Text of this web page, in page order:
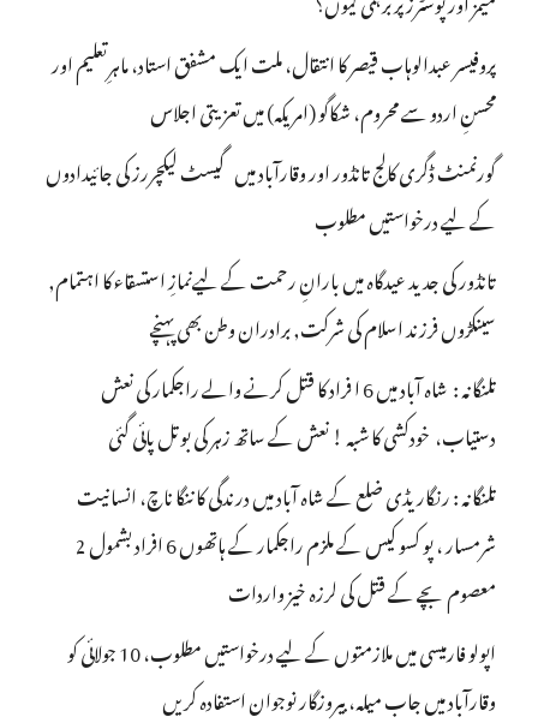
پروفیسر عبدالوہاب قیصر کا انتقال، ملت ایک مشفق استاد، ماہرِتعلیم اور
محسنِ اردو سے محروم، شکاگو (امریکہ) میں تعزیتی اجلاس
گورنمنٹ ڈگری کالج تانڈور اور وقارآباد میں گیسٹ لیکچررز کی جائیدادوں
کے لیے درخواستیں مطلوب
تانڈور کی جدید عیدگاہ میں بارانِ رحمت کے لیےنمازِ استسقاء کا اہتمام,
سینکڑوں فرزند اسلام کی شرکت, برادران وطن بھی پہنچے
تلنگانہ : شاہ آباد میں 6 ا فراد کا قتل کرنے والے راجکمار کی نعش
دستیاب، خودکشی کا شبہ ! نعش کے ساتھ زہر کی بوتل پائی گئی
تلنگانہ : رنگاریڈی ضلع کے شاہ آباد میں درندگی کا ننگا ناچ، انسانیت
شرمسار ، پو کسو کیس کے ملزم راجکمار کے ہاتھوں 6 افراد بشمول 2
معصوم بچے کے قتل کی لرزہ خیز واردات
اپولو فارمیسی میں ملازمتوں کے لیے درخواستیں مطلوب، 10 جولائی کو
وقارآباد میں جاب میلہ، بیروزگار نوجوان استفادہ کریں